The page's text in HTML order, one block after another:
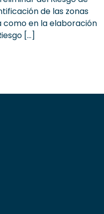
de las zonas
como en la elaboración
[…]